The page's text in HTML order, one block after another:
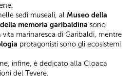
sedi museali, al Museo della
memoria garibaldina sono
marinaresca di Garibaldi, mentre
protagonisti sono gli ecosistemi
infine, è dedicato alla Cloaca
del Tevere.